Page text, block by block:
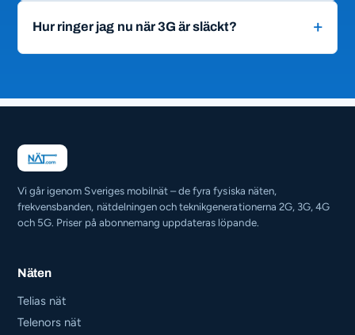
Hur ringer jag nu när 3G är släckt?
Vi går igenom Sveriges mobilnät – de fyra fysiska näten,
frekvensbanden, nätdelningen och teknikgenerationerna 2G, 3G, 4G
och 5G. Priser på abonnemang uppdateras löpande.
Näten
Telias nät
Telenors nät